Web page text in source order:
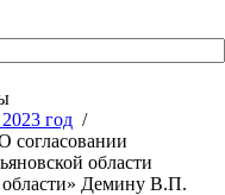
год /
согласовании
области
Демину В.П.